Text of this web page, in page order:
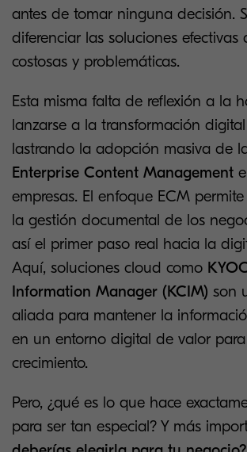
antes de tomar ninguna decisión.
diferenciar las soluciones efectivas
costosas y problemáticas.
Esta misma falta de reflexión a la
lanzarse a la transformación
lastrando la adopción masiva de
Enterprise Content Management
empresas. El enfoque ECM
la gestión documental de los
así el primer paso real hacia la
Aquí, soluciones cloud como
Information Manager (KCIM) son
aliada para mantener la
en un entorno digital de valor
crecimiento.
Pero, ¿qué es lo que hace
para ser tan especial? Y más